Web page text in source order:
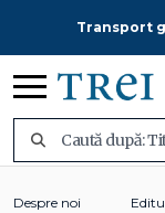
Transport
Despre noi